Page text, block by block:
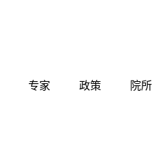
专家 政策 院所